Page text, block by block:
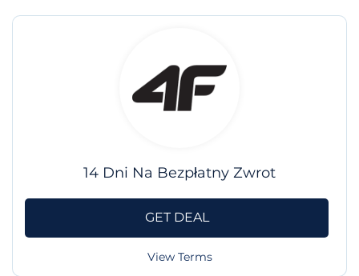
14 Dni Na Bezpłatny Zwrot
GET DEAL
View Terms